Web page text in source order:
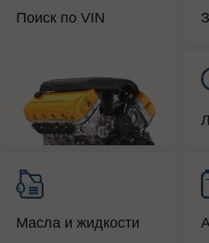
Поиск по VIN
Масла и жидкости